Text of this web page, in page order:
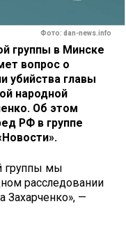
Фото: dan-news.info
группы в Минске
вопрос о
убийства главы
народной
Об этом
РФ в группе
группы мы
расследовании
Захарченко», —